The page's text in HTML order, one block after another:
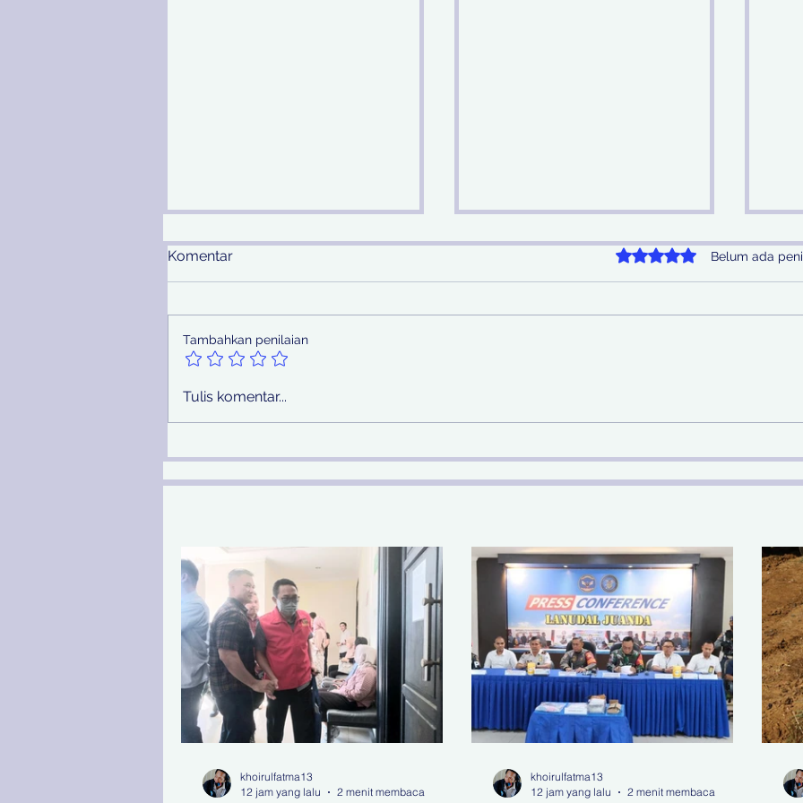
Bayar Uang Pengganti
Rp83 M Terkait Kasus
Tanjung Perak
Juanda Gagalkan
di Bandara Juanda
Komentar Dinilai 0 dari 5 bintang.
Belum ada
Tambahkan penilaian
Tulis komentar...
khoirulfatma13
12 jam yang lalu
2 menit membaca
khoirulfatma13
12 jam yang lalu
2 menit membaca